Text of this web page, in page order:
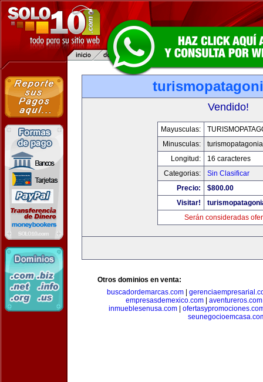
Vendido!
Mayusculas:
Minusculas:
Longitud:
16 caracteres
Categorias:
Sin Clasificar
Precio:
$800.00
Visitar!
Serán consideradas
Otros dominios en venta:
buscadordemarcas.com|
empresasdemexico.com| aventureros.com
inmueblesenusa.com|